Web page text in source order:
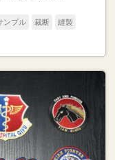
ンプル 裁断 縫製